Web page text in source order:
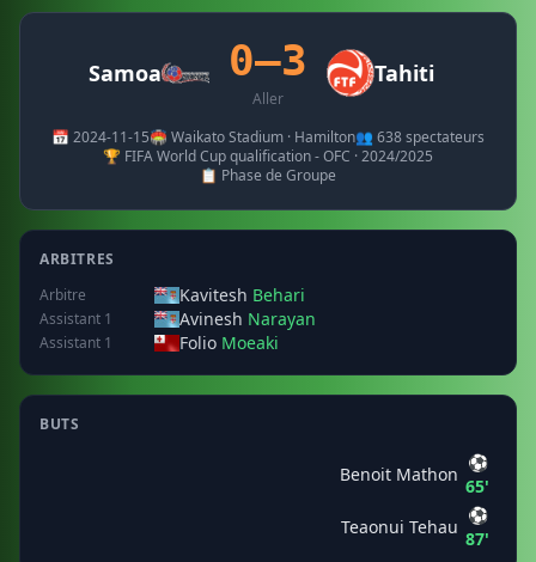
Samoa 0–3
Aller
Tahiti
📅 2024-11-15🏟️ Waikato Stadium · Hamilton👥 638 spectateurs
🏆 FIFA World Cup qualification - OFC · 2024/2025
📋 Phase de Groupe
ARBITRES
Arbitre
Kavitesh Behari
Assistant 1 Avinesh Narayan
Assistant 1 Folio Moeaki
BUTS
Benoit Mathon
⚽
65'
Teaonui Tehau
⚽
87'